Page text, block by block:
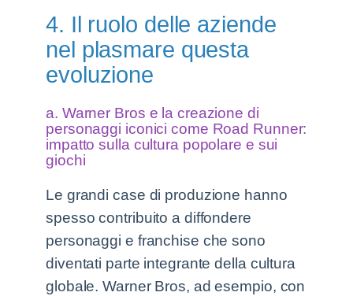
4. Il ruolo delle aziende
nel plasmare questa
evoluzione
a. Warner Bros e la creazione di
personaggi iconici come Road Runner:
impatto sulla cultura popolare e sui
giochi
Le grandi case di produzione hanno
spesso contribuito a diffondere
personaggi e franchise che sono
diventati parte integrante della cultura
globale. Warner Bros, ad esempio, con